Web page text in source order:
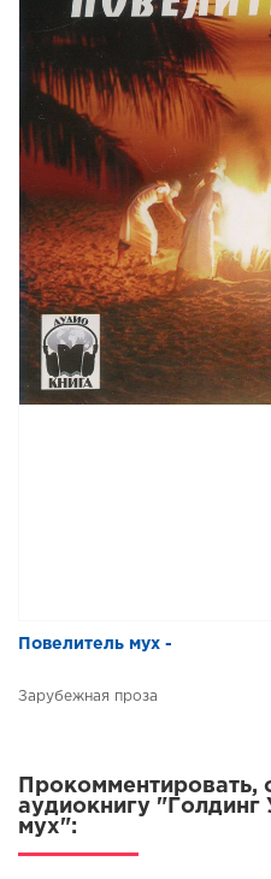
​​Повелитель мух -
Зарубежная проза
Прокомментировать,
аудиокнигу "Голдинг
мух":